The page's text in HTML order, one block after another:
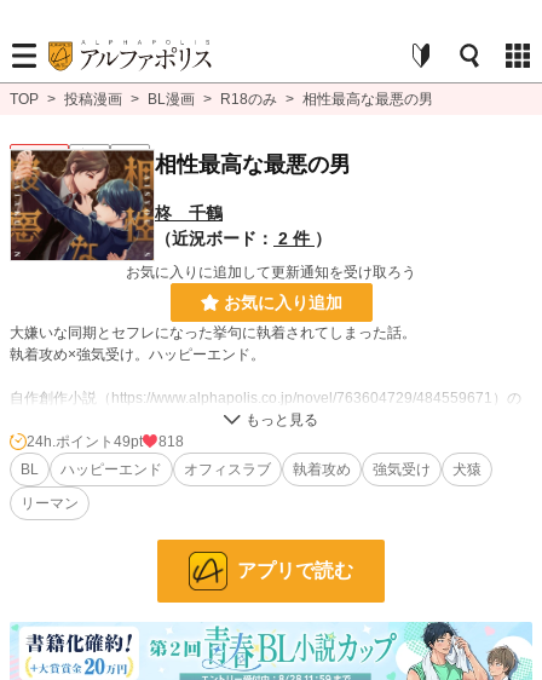
TOP > 投稿漫画 > BL漫画 > R18のみ > 相性最高な最悪の男
BL R18 完結 R18 相性最高な最悪の男
柊 千鶴
（近況ボード： 2 件 ）
お気に入りに追加して更新通知を受け取ろう
お気に入り追加
大嫌いな同期とセフレになった挙句に執着されてしまった話。
執着攻め×強気受け。ハッピーエンド。
自作創作小説（https://www.alphapolis.co.jp/novel/763604729/484559671）の
BL漫画 40 位 / 1,406 件
BL R18
ページ数 92
24h.ポイント 49pt
818
BL
ハッピーエンド オフィスラブ 執着攻め 強気受け
犬猿
リーマン
アプリで読む